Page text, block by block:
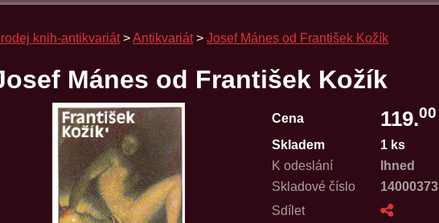
knih-antikvariát >Antikvariát > Josef Mánes od František Kožík
Mánes od František Kožík
Cena 119.00
Skladem
1 ks
K odeslání
Ihned
Skladové číslo
14000373
Sdílet